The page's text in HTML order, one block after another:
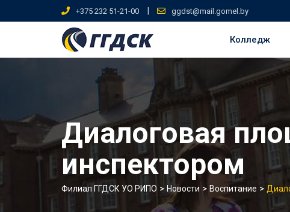
+375 232 51-21-00 | ggdst@mail.gomel.by
Колледж
Диалоговая
инспектором
Филиал ГГДСК УО РИПО > Новости > Воспитание >